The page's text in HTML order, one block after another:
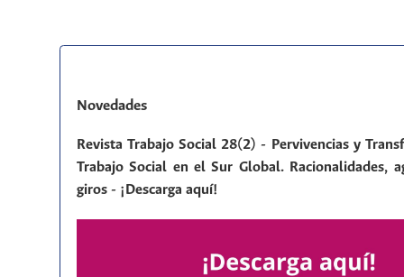
Novedades
Revista Trabajo Social 28(2) - Pervivencias y
Trabajo Social en el Sur Global. Racionalidades,
giros - ¡Descarga aquí!